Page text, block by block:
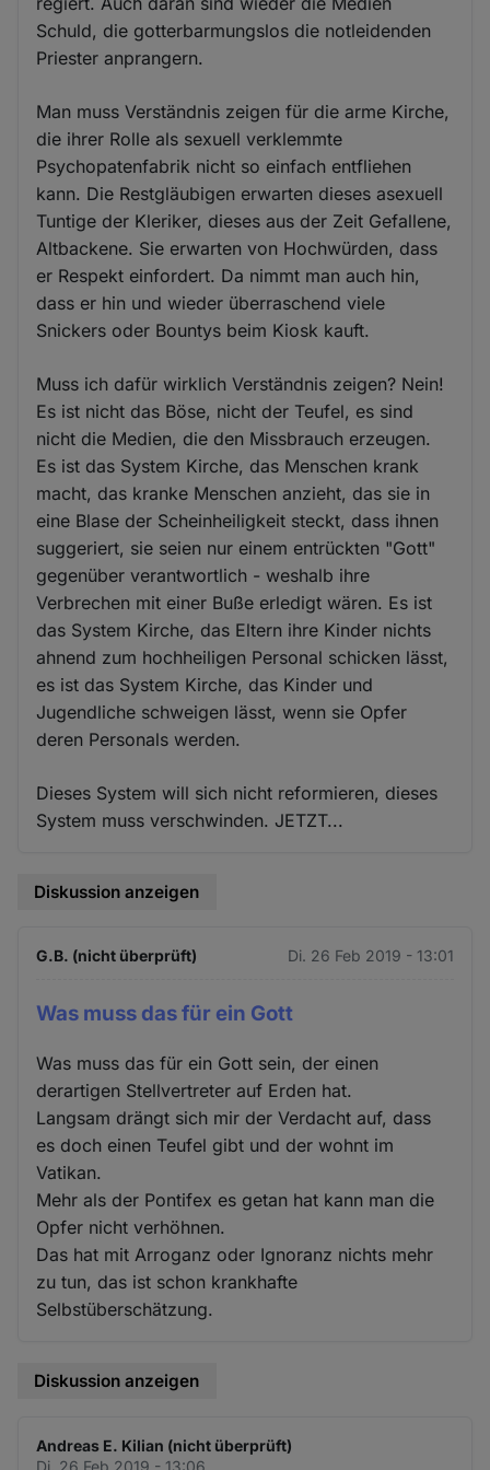
Schuld, die gotterbarmungslos die notleidenden
Priester anprangern.
Man muss Verständnis zeigen für die arme Kirche,
die ihrer Rolle als sexuell verklemmte
Psychopatenfabrik nicht so einfach entfliehen
kann. Die Restgläubigen erwarten dieses asexuell
Tuntige der Kleriker, dieses aus der Zeit Gefallene,
Altbackene. Sie erwarten von Hochwürden, dass
er Respekt einfordert. Da nimmt man auch hin,
dass er hin und wieder überraschend viele
Snickers oder Bountys beim Kiosk kauft.
Muss ich dafür wirklich Verständnis zeigen? Nein!
Es ist nicht das Böse, nicht der Teufel, es sind
nicht die Medien, die den Missbrauch erzeugen.
Es ist das System Kirche, das Menschen krank
macht, das kranke Menschen anzieht, das sie in
eine Blase der Scheinheiligkeit steckt, dass ihnen
suggeriert, sie seien nur einem entrückten "Gott"
gegenüber verantwortlich - weshalb ihre
Verbrechen mit einer Buße erledigt wären. Es ist
das System Kirche, das Eltern ihre Kinder nichts
ahnend zum hochheiligen Personal schicken lässt,
es ist das System Kirche, das Kinder und
Jugendliche schweigen lässt, wenn sie Opfer
deren Personals werden.
Dieses System will sich nicht reformieren, dieses
System muss verschwinden. JETZT...
Diskussion anzeigen
G.B. (nicht überprüft) Di. 26 Feb 2019 - 13:01
Was muss das für ein Gott
Was muss das für ein Gott sein, der einen
derartigen Stellvertreter auf Erden hat.
Langsam drängt sich mir der Verdacht auf, dass
es doch einen Teufel gibt und der wohnt im
Vatikan.
Mehr als der Pontifex es getan hat kann man die
Opfer nicht verhöhnen.
Das hat mit Arroganz oder Ignoranz nichts mehr
zu tun, das ist schon krankhafte
Selbstüberschätzung.
Diskussion anzeigen
Andreas E. Kilian (nicht überprüft)
Di. 26 Feb 2019 - 13:06